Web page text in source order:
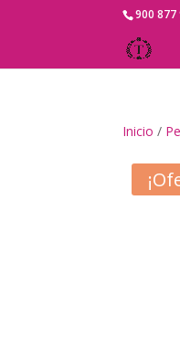
900
Inicio /